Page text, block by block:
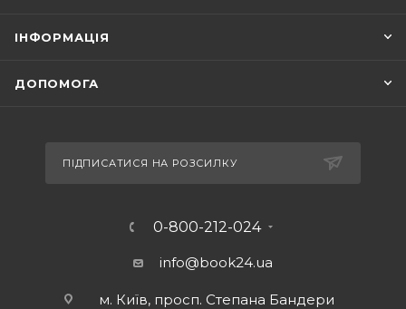
ІНФОРМАЦІЯ
ДОПОМОГА
ПІДПИСАТИСЯ НА РОЗСИЛКУ
0-800-212-024
info@book24.ua
м. Київ, просп. Степана Бандери